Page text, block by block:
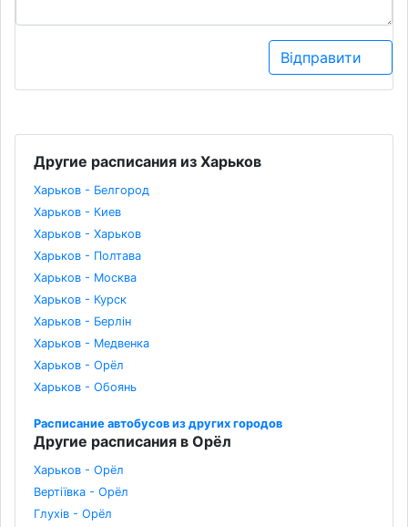
Відправити
Другие расписания из Харьков
Харьков - Белгород
Харьков - Киев
Харьков - Харьков
Харьков - Полтава
Харьков - Москва
Харьков - Курск
Харьков - Берлін
Харьков - Медвенка
Харьков - Орёл
Харьков - Обоянь
Расписание автобусов из других городов
Другие расписания в Орёл
Харьков - Орёл
Вертіївка - Орёл
Глухів - Орёл